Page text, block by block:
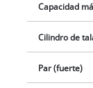
universalmente
recargables
a la tecnología
potencia del
velocidades
Capacidad
Cilindro de
Par (fuerte)